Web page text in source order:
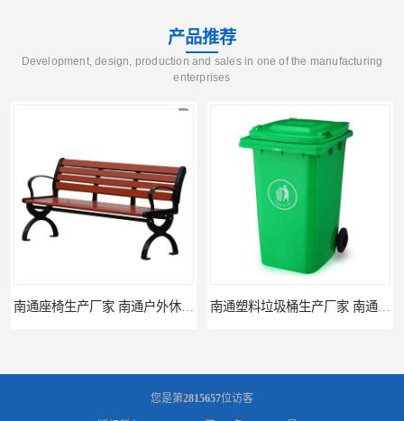
产品推荐
Development, design, production and sales in one of the manufacturing
enterprises
您是第2815657位访客